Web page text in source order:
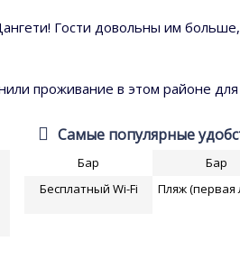
Гости довольны им
проживание в этом районе
Самые популярные
Бар Бар
Бесплатный Wi-Fi
Пляж (первая